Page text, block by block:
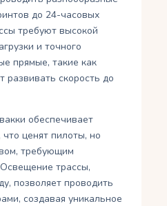
до 24-часовых
требуют высокой
и точного
прямые, такие как
развивать скорость до
обеспечивает
ценят пилоты, но
требующим
трассы,
позволяет проводить
создавая уникальное